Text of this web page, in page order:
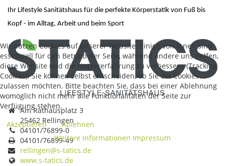
Ihr Lifestyle Sanitätshaus für die perfekte Körperstatik von Fuß bis
Kopf - im Alltag, Arbeit und beim Sport
Am Rathausplatz 3
25462 Rellingen
04101/76899-0
04101/76899-49
rellingen@s-tatics.de
www.s-tatics.de
Wir nutzen Cookies auf unserer Website. Einige von ihnen sind
essenziell für den Betrieb der Seite, während andere uns helfen,
diese Website und die Nutzererfahrung zu verbessern (Tracking
Cookies). Sie können selbst entscheiden, ob Sie die Cookies
zulassen möchten. Bitte beachten Sie, dass bei einer Ablehnung
womöglich nicht mehr alle Funktionalitäten der Seite zur
Verfügung stehen.
Akzeptieren
Ablehnen
Weitere Informationen Impressum